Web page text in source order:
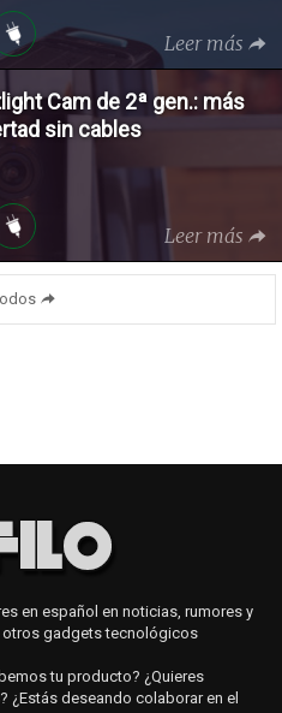
Leer más
Cam de 2ª gen.: más
sin cables
Leer más
en español en noticias, rumores y
otros gadgets tecnológicos
tu producto? ¿Quieres
deseando colaborar en el